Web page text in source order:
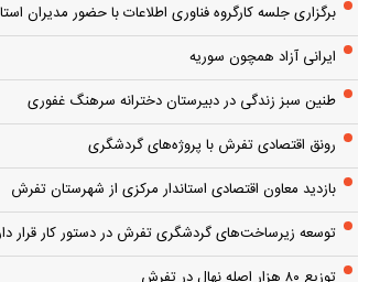
برگزاری جلسه کارگروه فناوری اطلاعات با حضور مدیران
ایرانی آزاد همچون سوریه
طنین سبز زندگی در دبیرستان دخترانه سرهنگ غفوری
رونق اقتصادی تفرش با پروژه‌های گردشگری
بازدید معاون اقتصادی استاندار مرکزی از شهرستان تفرش
توسعه زیرساخت‌های گردشگری تفرش در دستور کار قرار